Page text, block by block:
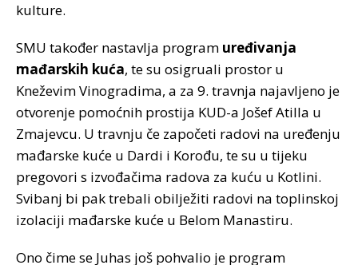
kulture.
SMU također nastavlja program uređivanja
mađarskih kuća, te su osigruali prostor u
Kneževim Vinogradima, a za 9. travnja najavljeno je
otvorenje pomoćnih prostija KUD-a Jošef Atilla u
Zmajevcu. U travnju če započeti radovi na uređenju
mađarske kuće u Dardi i Korođu, te su u tijeku
pregovori s izvođačima radova za kuću u Kotlini.
Svibanj bi pak trebali obilježiti radovi na toplinskoj
izolaciji mađarske kuće u Belom Manastiru.
Ono čime se Juhas još pohvalio je program